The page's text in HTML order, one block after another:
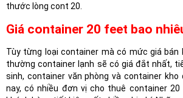
thước lòng cont 20.
Giá container 20 feet bao
Tùy từng loại container mà có mức giá bán
thường container lạnh sẽ có giá đắt nhất,
sinh, container văn phòng và container kho
nay, có nhiều đơn vị cho thuê container